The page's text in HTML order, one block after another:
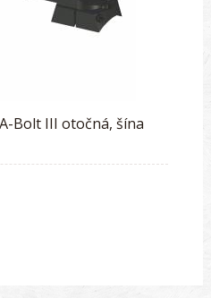
Bolt III otočná, šína